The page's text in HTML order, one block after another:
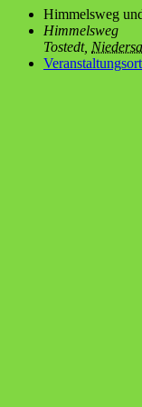
Him­mels­weg
Himmelsweg
Tostedt,